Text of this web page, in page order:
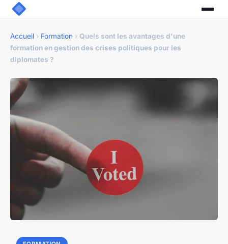
Accueil › Formation › Quels sont les avantages d'une
formation en gestion des crises politiques pour les
diplomates ?